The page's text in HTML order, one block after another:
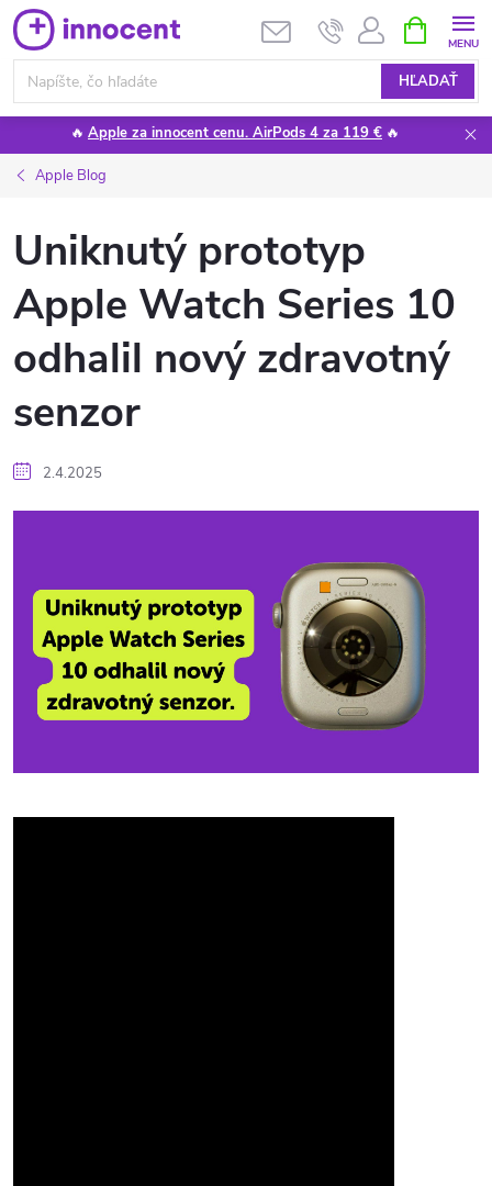
Prejsť
na
obsah
HĽADAŤ
KOŠÍK
🔥 Apple za innocent cenu. AirPods 4 za 119 € 🔥
Apple Blog
Uniknutý prototyp
Apple Watch Series 10
odhalil nový zdravotný
senzor
2.4.2025